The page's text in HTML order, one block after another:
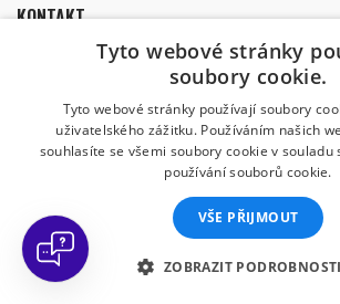
KONTAKT
ODBĚR NOVINEK
Uděluji souhlas se
zpracováním osobních údajů.
© Copyright 2026 Divers Direct Praha. Všechna
Tyto webové stránky
soubory cookie.
Tyto webové stránky používají soubory
uživatelského zážitku. Používáním našich
souhlasíte se všemi soubory cookie v souladu
používání souborů cookie.
VŠE PŘIJMOUT
ZOBRAZIT PODROBNOSTI